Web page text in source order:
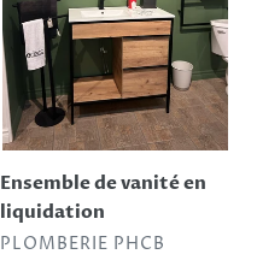
Ensemble de vanité en
liquidation
DISTRIBUTEUR
PLOMBERIE PHCB